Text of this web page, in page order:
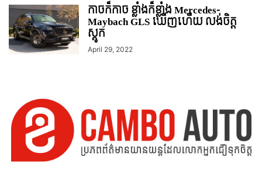
កាចក៏កាច ខ្លាំងក៏ខ្លាំង Mercedes-
Maybach GLS ឃើញហើយ លង់ចិត្ត
ស្តូក
April 29, 2022